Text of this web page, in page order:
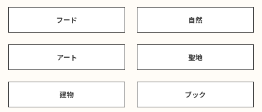
フード 自然
アート 聖地
建物 ブック